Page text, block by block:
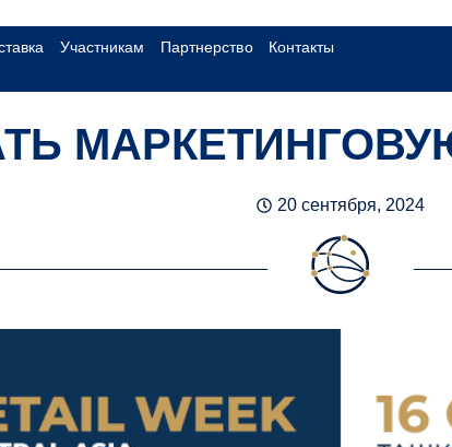
Участникам Партнерство Контакты
20 сентября, 2024